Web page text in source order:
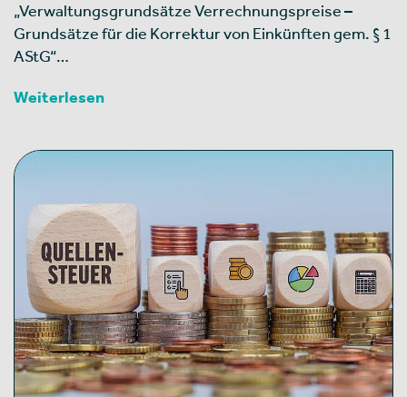
„Verwaltungsgrundsätze Verrechnungspreise –
Grundsätze für die Korrektur von Einkünften gem. § 1
AStG“…
Weiterlesen